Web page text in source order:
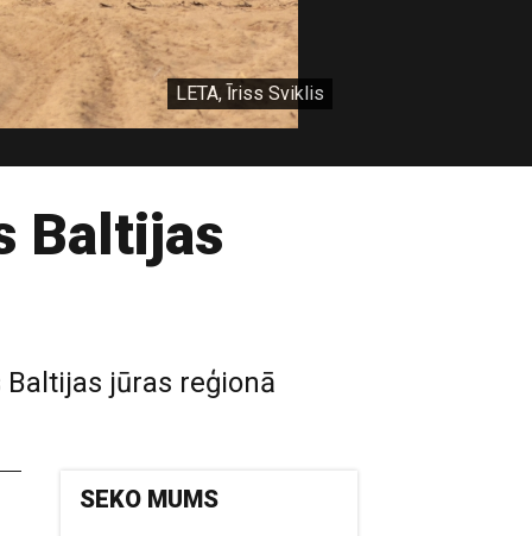
LETA, Īriss Sviklis
Baltijas
jūras reģionā
SEKO MUMS